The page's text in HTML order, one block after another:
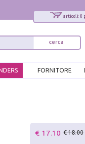
articoli: 0
FORNITORE
€ 17.10 € 18.00